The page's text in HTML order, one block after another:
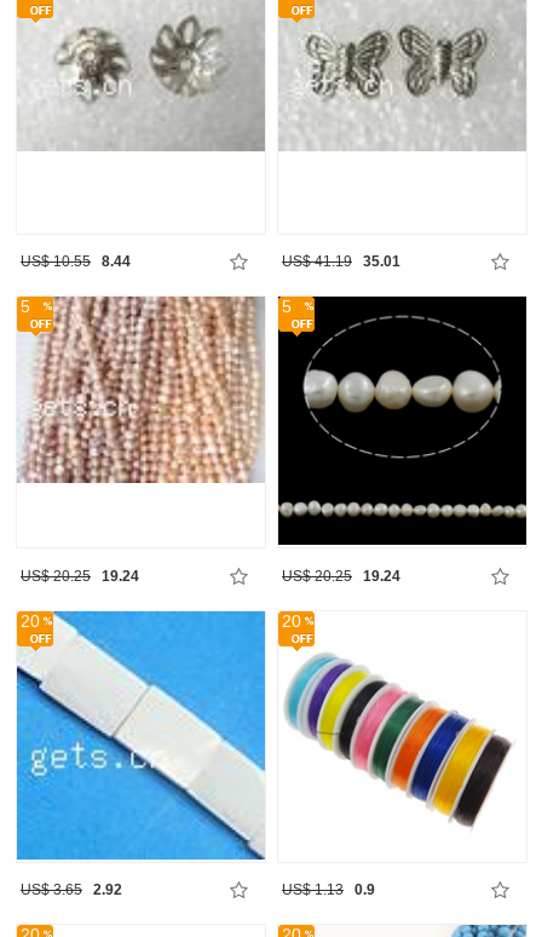
US$ 10.55 8.44 US$ 41.19 35.01
5
US$ 20.25 19.24
5
US$ 20.25 19.24
20
US$ 3.65 2.92
20
US$ 1.13 0.9